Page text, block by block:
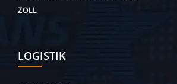
ZOLL
LOGISTIK